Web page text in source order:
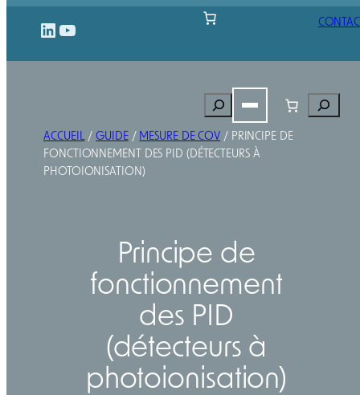
LinkedIn
YouTube
Rechercher
ACCUEIL /GUIDE/ MESURE DE COV / PRINCIPE DE
FONCTIONNEMENT DES PID (DÉTECTEURS À
PHOTOIONISATION)
Principe de
fonctionnement
des PID
(détecteurs à
photoionisation)